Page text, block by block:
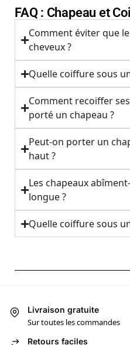
FAQ : Chapeau et
Comment éviter que
cheveux ?
Quelle coiffure sous
Comment recoiffer
porté un chapeau ?
Peut-on porter un
haut ?
Les chapeaux
longue ?
Quelle coiffure sous
Livraison gratuite
Sur toutes les commandes
Retours faciles